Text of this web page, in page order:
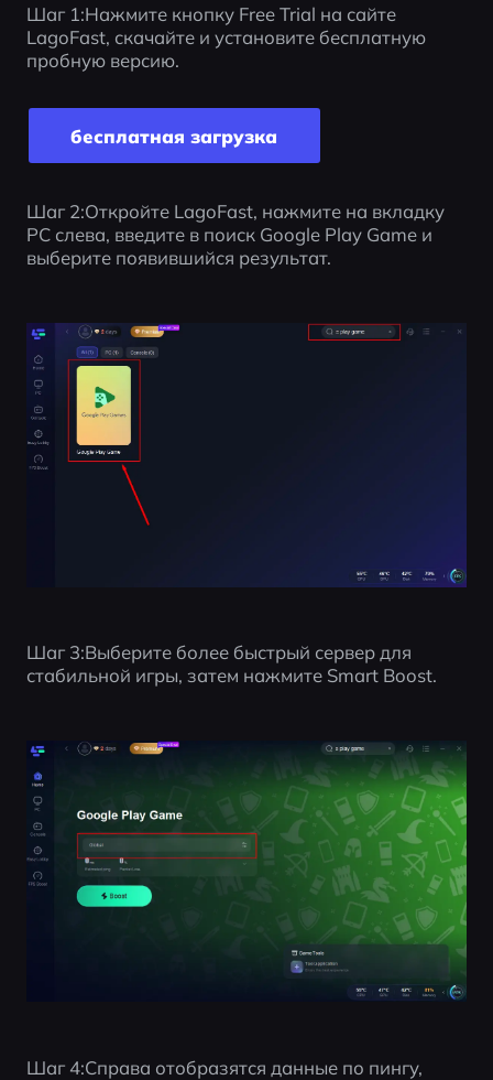
Шаг 1:Нажмите кнопку Free Trial на сайте
LagoFast, скачайте и установите бесплатную
пробную версию.
бесплатная загрузка
Шаг 2:Откройте LagoFast, нажмите на вкладку
PC слева, введите в поиск Google Play Game и
выберите появившийся результат.
Шаг 3:Выберите более быстрый сервер для
стабильной игры, затем нажмите Smart Boost.
Шаг 4:Справа отобразятся данные по пингу,